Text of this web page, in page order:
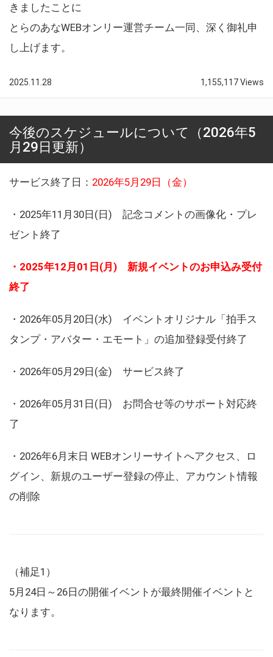
きましたことに
とらのあなWEBオンリー運営チーム一同、深く御礼申
し上げます。
2025.11.28 1,155,117 Views
今後のスケジュールについて（2026年5
月29日更新）
サービス終了日： 2026年5月29日（金）
・2025年11月30日(日) 記念コメントの画像化・プレ
ゼント終了
・2025年12月01日(月) 新規イベントのお申込み受付
終了
・2026年05月20日(水) イベントオリジナル「拍手ス
タンプ・アバター・エモート」の追加登録受付終了
・2026年05月29日(金) サービス終了
・2026年05月31日(日) お問合せ等のサポート対応終
了
・2026年6月末日 WEBオンリーサイトへアクセス、ロ
グイン、新規のユーザー登録の停止、アカウント情報
の削除
（補足1）
5月24日～26日の開催イベントが最終開催イベントと
なります。